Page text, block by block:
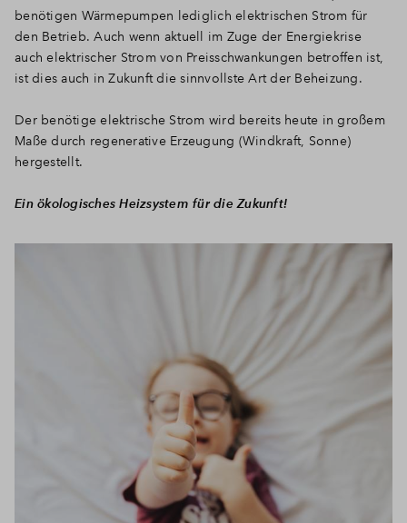
benötigen Wärmepumpen lediglich elektrischen Strom für
den Betrieb. Auch wenn aktuell im Zuge der Energiekrise
auch elektrischer Strom von Preisschwankungen betroffen ist,
ist dies auch in Zukunft die sinnvollste Art der Beheizung.
Der benötige elektrische Strom wird bereits heute in großem
Maße durch regenerative Erzeugung (Windkraft, Sonne)
hergestellt.
Ein ökologisches Heizsystem für die Zukunft!